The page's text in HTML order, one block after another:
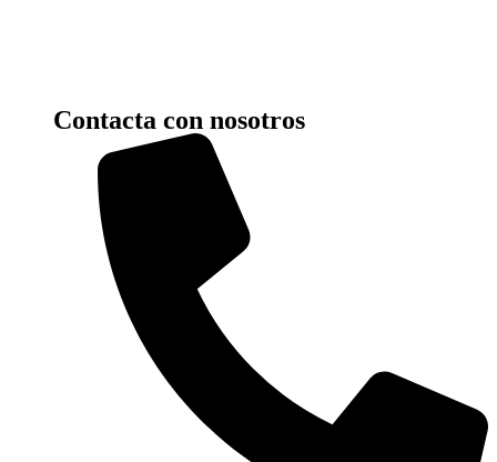
Contacta con nosotros